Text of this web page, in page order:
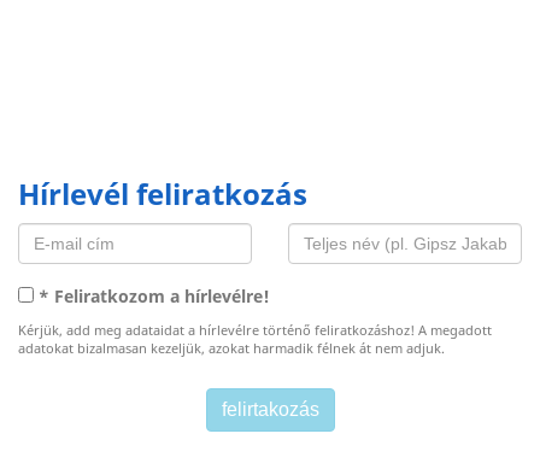
Hírlevél feliratkozás
* Feliratkozom a hírlevélre!
Kérjük, add meg adataidat a hírlevélre történő feliratkozáshoz! A megadott
adatokat bizalmasan kezeljük, azokat harmadik félnek át nem adjuk.